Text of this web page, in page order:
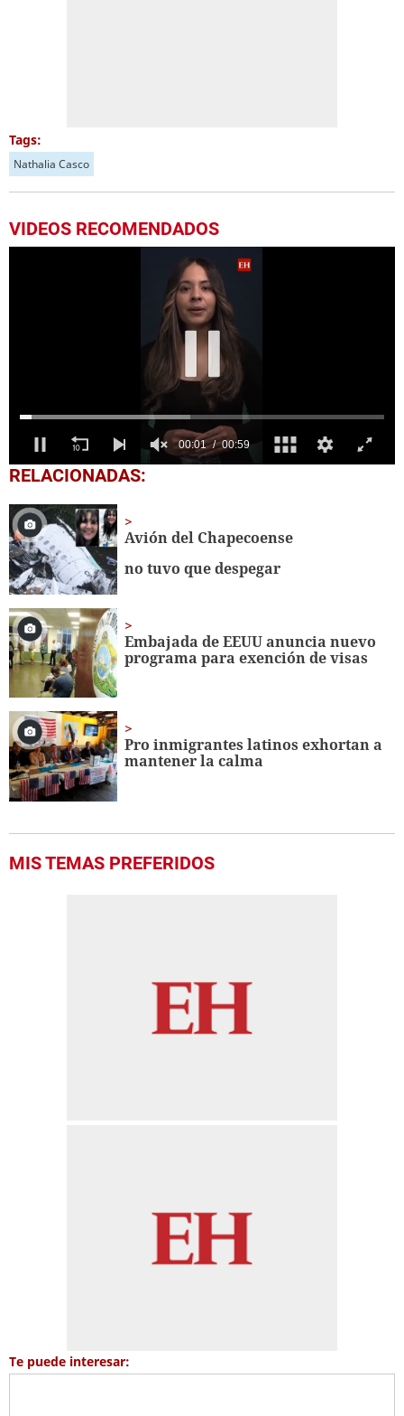
Tags:
Nathalia Casco
VIDEOS RECOMENDADOS
0
of
seconds
RELACIONADAS:
Avión del Chapecoense
no tuvo que despegar
Embajada de EEUU anuncia nuevo
programa para exención de visas
Pro inmigrantes latinos exhortan a
mantener la calma
MIS TEMAS PREFERIDOS
Te puede interesar: